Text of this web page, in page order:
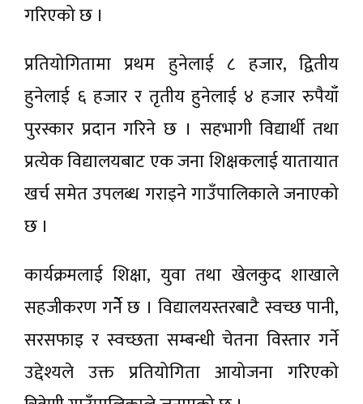
गरिएको छ ।
प्रतियोगितामा प्रथम हुनेलाई ८ हजार, द्वितीय
हुनेलाई ६ हजार र तृतीय हुनेलाई ४ हजार रुपैयाँ
पुरस्कार प्रदान गरिने छ । सहभागी विद्यार्थी तथा
प्रत्येक विद्यालयबाट एक जना शिक्षकलाई यातायात
खर्च समेत उपलब्ध गराइने गाउँपालिकाले जनाएको
छ ।
कार्यक्रमलाई शिक्षा, युवा तथा खेलकुद शाखाले
सहजीकरण गर्नेे छ । विद्यालयस्तरबाटै स्वच्छ पानी,
सरसफाइ र स्वच्छता सम्बन्धी चेतना विस्तार गर्ने
उद्देश्यले उक्त प्रतियोगिता आयोजना गरिएको